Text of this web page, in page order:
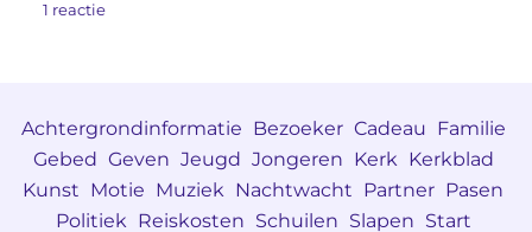
1 reactie
Achtergrondinformatie Bezoeker Cadeau Familie
Gebed Geven Jeugd Jongeren Kerk Kerkblad
Kunst Motie Muziek Nachtwacht Partner Pasen
Politiek Reiskosten Schuilen Slapen Start